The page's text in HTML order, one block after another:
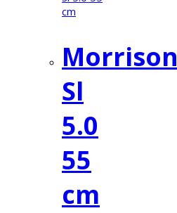
Morrison
Sl
5.0
55
cm